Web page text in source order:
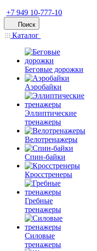
+7 949 10-777-10
Поиск
Каталог
Беговые дорожки
Аэробайки
Эллиптические
тренажеры
Велотренажеры
Спин-байки
Кросстренеры
Гребные
тренажеры
Силовые
тренажеры